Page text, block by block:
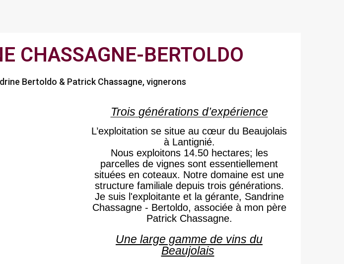
CHASSAGNE-BERTOLDO
Bertoldo & Patrick Chassagne, vignerons
Trois générations d’expérience
L’exploitation se situe au cœur du Beaujolais
à Lantignié.
Nous exploitons 14.50 hectares; les
parcelles de vignes sont essentiellement
situées en coteaux. Notre domaine est une
structure familiale depuis trois générations.
Je suis l'exploitante et la gérante, Sandrine
Chassagne - Bertoldo, associée à mon père
Patrick Chassagne.
Une large gamme de vins du
Beaujolais